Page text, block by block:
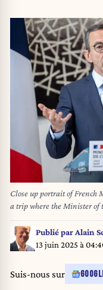
Close up portrait of
a trip where the Minister of
against Islamism in
on the Muslim
ecosystems", during a trip
Jumeau/
Publié par Alain
13 juin 2025 à
Suis-nous sur